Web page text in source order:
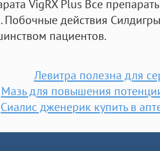
VigRX Plus Все
Побочные действия
пациентов.
Левитра полезна для
Мазь для повышения
Сиалис дженерик купить в